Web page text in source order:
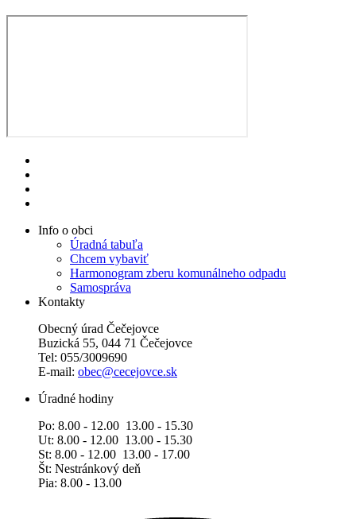
Info o obci
Úradná tabuľa
Chcem vybaviť
Harmonogram zberu komunálneho odpadu
Samospráva
Kontakty
Obecný úrad Čečejovce
Buzická 55, 044 71 Čečejovce
Tel: 055/3009690
E-mail: obec@cecejovce.sk
Úradné hodiny
Po: 8.00 - 12.00 13.00 - 15.30
Ut: 8.00 - 12.00 13.00 - 15.30
St: 8.00 - 12.00 13.00 - 17.00
Št: Nestránkový deň
Pia: 8.00 - 13.00